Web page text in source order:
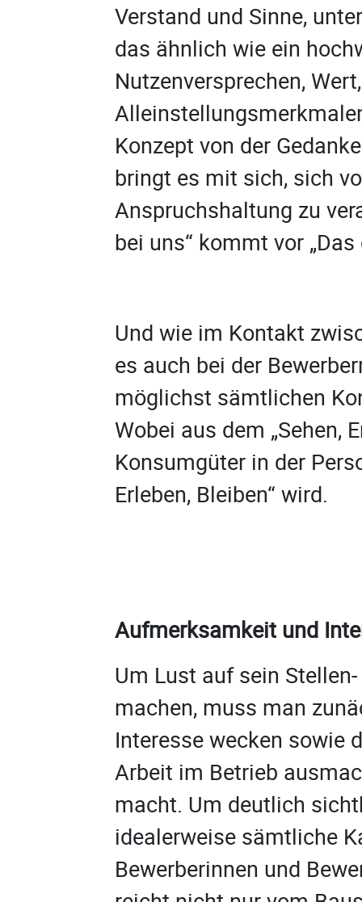
Verstand und Sinne,
das ähnlich wie ein
Nutzenversprechen,
Konzept von der
bringt es mit sich, sich
Anspruchshaltung zu
bei uns“ kommt vor
Und wie im Kontakt
es auch bei der
möglichst sämtlichen
Wobei aus dem „Sehen,
Konsumgüter in der
Erleben, Bleiben“ wird.
Aufmerksamkeit und
Um Lust auf sein
machen, muss man
Interesse wecken sowie
Arbeit im Betrieb
macht. Um deutlich
idealerweise sämtliche
Bewerberinnen und